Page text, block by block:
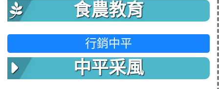
食農教育
行銷中平
中平采風